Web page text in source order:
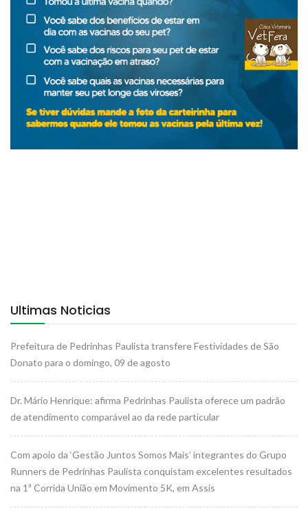
Ultimas Noticias
Prefeitura de Pedrinhas Paulista transfere Festividades de São
Donato para o domingo, 09 de agosto
Dr. Mário Henrique: afirma Pedrinhas Paulista oferece um padrão
de atendimento comparável ao da rede particular
Com apoio da ‘Gestão Juntos Somos Mais’ integrantes do Grupo
Runners de Pedrinhas Paulista conquistam excelentes resultados
na 1ª Corrida União em Movimento 5K, em Assis